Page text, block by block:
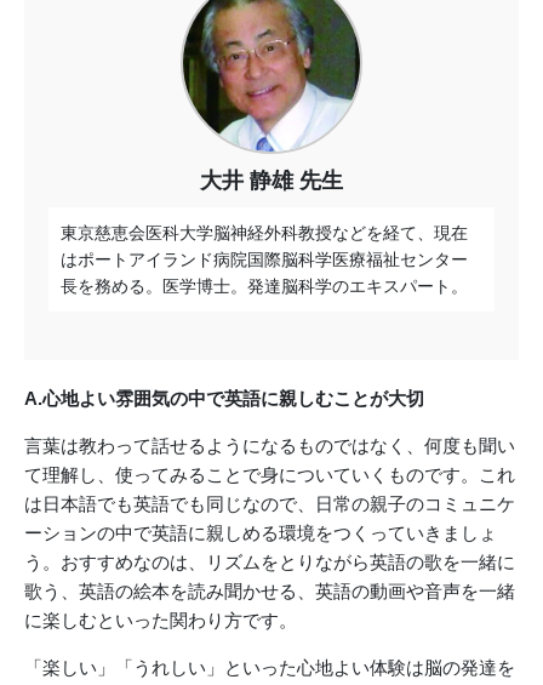
大井 静雄 先生
東京慈恵会医科大学脳神経外科教授などを経て、現在
はポートアイランド病院国際脳科学医療福祉センター
長を務める。医学博士。発達脳科学のエキスパート。
A.心地よい雰囲気の中で英語に親しむことが大切
言葉は教わって話せるようになるものではなく、何度も聞い
て理解し、使ってみることで身についていくものです。これ
は日本語でも英語でも同じなので、日常の親子のコミュニケ
ーションの中で英語に親しめる環境をつくっていきましょ
う。おすすめなのは、リズムをとりながら英語の歌を一緒に
歌う、英語の絵本を読み聞かせる、英語の動画や音声を一緒
に楽しむといった関わり方です。
「楽しい」「うれしい」といった心地よい体験は脳の発達を